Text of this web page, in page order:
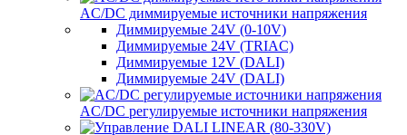
AC/DC диммируемые источники напряжения
Диммируемые 24V (0-10V)
Диммируемые 24V (TRIAC)
Диммируемые 12V (DALI)
Диммируемые 24V (DALI)
AC/DC регулируемые источники напряжения